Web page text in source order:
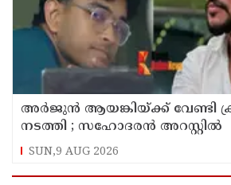
അര്‍ജുന്‍ ആയങ്കിയ്ക്ക് വേണ്ടി
നടത്തി ; സഹോദരന്‍ അറസ്റ്റില്‍
SUN,9 AUG 2026